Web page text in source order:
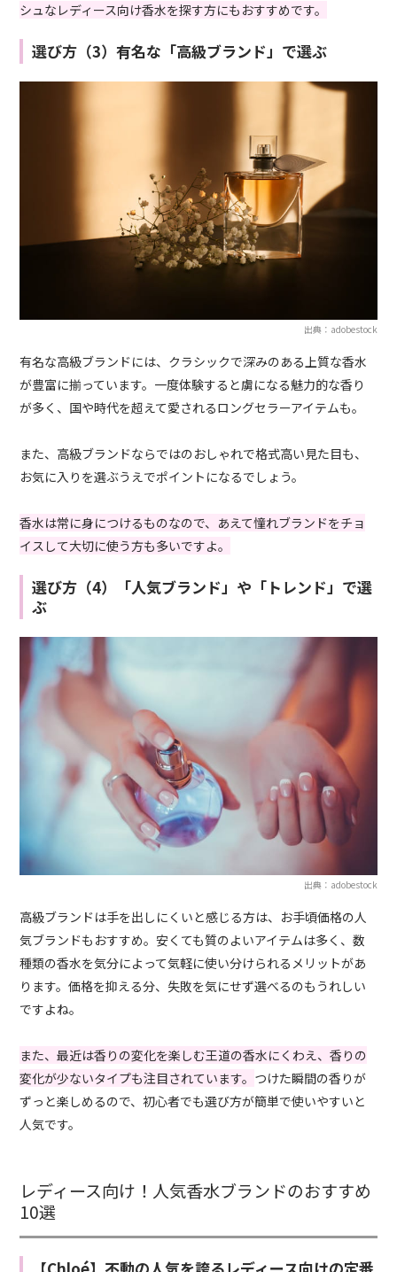
シュなレディース向け香水を探す方にもおすすめです。
選び方（3）有名な「高級ブランド」で選ぶ
出典：adobestock
有名な高級ブランドには、クラシックで深みのある上質な香水
が豊富に揃っています。一度体験すると虜になる魅力的な香り
が多く、国や時代を超えて愛されるロングセラーアイテムも。
また、高級ブランドならではのおしゃれで格式高い見た目も、
お気に入りを選ぶうえでポイントになるでしょう。
香水は常に身につけるものなので、あえて憧れブランドをチョ
イスして大切に使う方も多いですよ。
選び方（4）「人気ブランド」や「トレンド」で選
ぶ
出典：adobestock
高級ブランドは手を出しにくいと感じる方は、お手頃価格の人
気ブランドもおすすめ。安くても質のよいアイテムは多く、数
種類の香水を気分によって気軽に使い分けられるメリットがあ
ります。価格を抑える分、失敗を気にせず選べるのもうれしい
ですよね。
また、最近は香りの変化を楽しむ王道の香水にくわえ、香りの
変化が少ないタイプも注目されています。 つけた瞬間の香りが
ずっと楽しめるので、初心者でも選び方が簡単で使いやすいと
人気です。
レディース向け！人気香水ブランドのおすすめ
10選